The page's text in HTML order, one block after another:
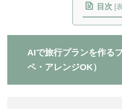
目次 [
AIで旅行プランを作る
ペ・アレンジOK）